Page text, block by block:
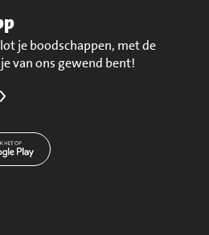
je boodschappen, met de
van ons gewend bent!